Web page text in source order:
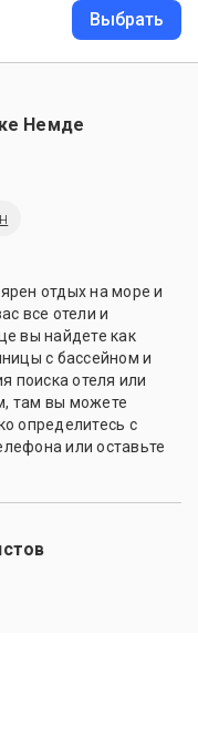
Выбрать
Немде
отдых на море и
все отели и
вы найдете как
с бассейном и
поиска отеля или
там вы можете
определитесь с
или оставьте